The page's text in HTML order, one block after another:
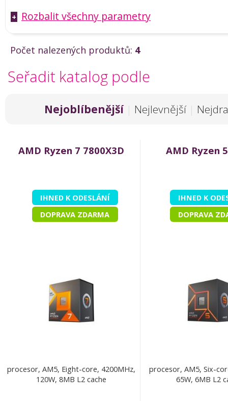
+ Rozbalit všechny parametry
Počet nalezených produktů: 4
Seřadit katalog podle
Nejoblíbenější | Nejlevnější |
AMD Ryzen 7 7800X3D
IHNED K ODESLÁNÍ
DOPRAVA ZDARMA
procesor, AM5, Eight-core, 4200MHz,
120W, 8MB L2 cache
AMD Ryzen
IHNED K
DOPRAVA
procesor, AM5, Six-
65W, 6MB L2